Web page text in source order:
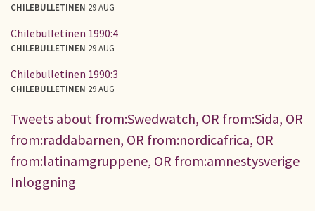
CHILEBULLETINEN 29 AUG
Chilebulletinen 1990:4
CHILEBULLETINEN 29 AUG
Chilebulletinen 1990:3
CHILEBULLETINEN 29 AUG
Tweets about from:Swedwatch, OR from:Sida, OR
from:raddabarnen, OR from:nordicafrica, OR
from:latinamgruppene, OR from:amnestysverige
Inloggning